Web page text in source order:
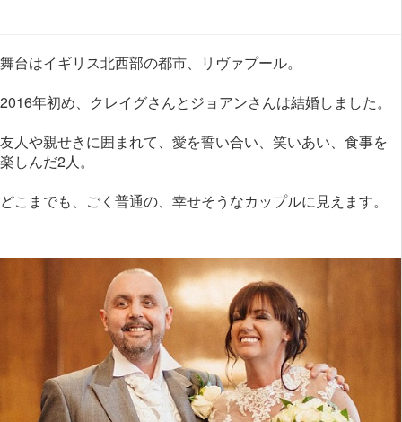
舞台はイギリス北西部の都市、リヴァプール。
2016年初め、クレイグさんとジョアンさんは結婚しました。
友人や親せきに囲まれて、愛を誓い合い、笑いあい、食事を
楽しんだ2人。
どこまでも、ごく普通の、幸せそうなカップルに見えます。